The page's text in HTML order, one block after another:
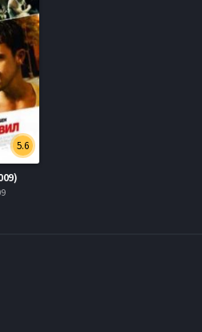
5.6